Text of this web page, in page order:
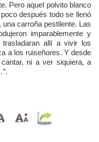
Pero aquel polvito blanco
después todo se llenó
carroña pestilente. Las
imparablemente y
allí a vivir los
a los ruiseñores. Y desde
ni a ver siquiera, a